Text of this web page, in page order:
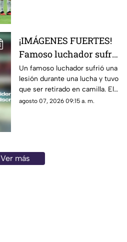
¡IMÁGENES FUERTES!
Famoso luchador sufre
TERRIBLE LESIÓN en el
ring; tuvieron que
retirarlo en camilla
Un famoso luchador sufrió una
lesión durante una lucha y tuvo
que ser retirado en camilla. El
momento quedó grabado y
agosto 07, 2026 09:15 a. m.
Ver más